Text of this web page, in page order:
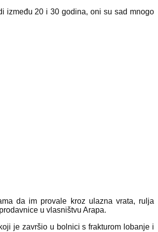
između 20 i 30 godina, oni su sad mnogo
da im provale kroz ulazna vrata, rulja
u vlasništvu Arapa.
je završio u bolnici s frakturom lobanje i